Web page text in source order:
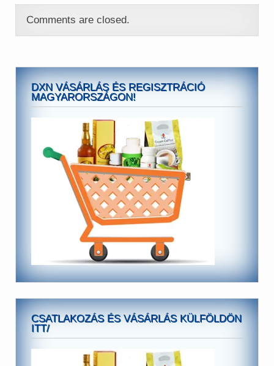
Comments are closed.
DXN VÁSÁRLÁS ÉS REGISZTRÁCIÓ
MAGYARORSZÁGON!
CSATLAKOZÁS ÉS VÁSÁRLÁS KÜLFÖLDÖN
ITT/